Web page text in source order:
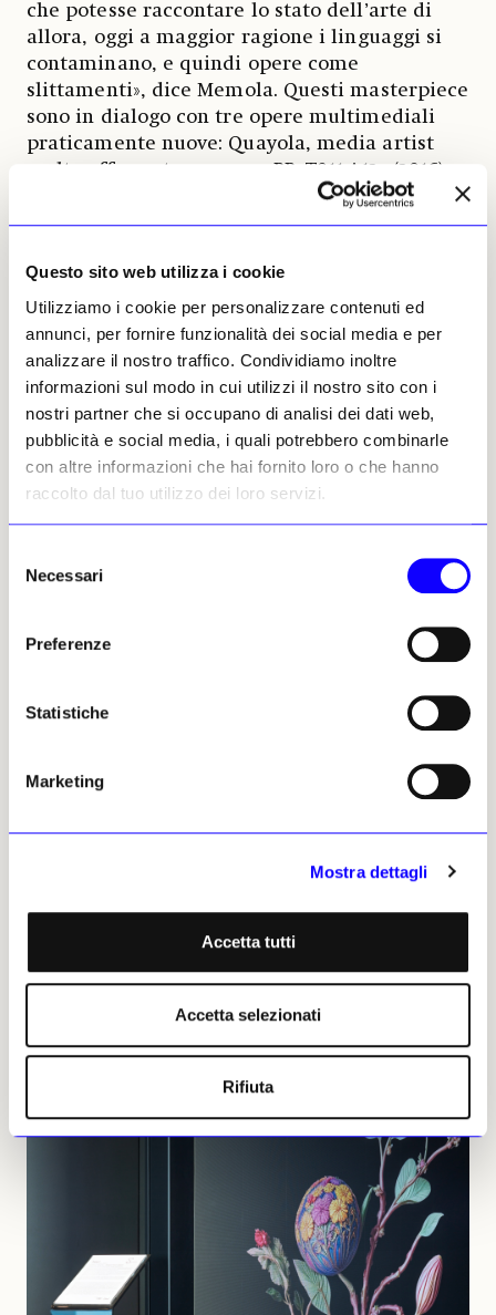
Questo sito web utilizza i cookie
Utilizziamo i cookie per personalizzare contenuti ed
annunci, per fornire funzionalità dei social media e per
analizzare il nostro traffico. Condividiamo inoltre
informazioni sul modo in cui utilizzi il nostro sito con i
nostri partner che si occupano di analisi dei dati web,
pubblicità e social media, i quali potrebbero combinarle
con altre informazioni che hai fornito loro o che hanno
raccolto dal tuo utilizzo dei loro servizi.
delNecessari
Preferenze
Statistiche
Marketing
Mostra dettagli
Accetta tutti
Accetta selezionati
Rifiuta
che potesse raccontare lo stato dell’arte di
allora, oggi a maggior ragione i linguaggi si
contaminano, e quindi opere come
slittamenti», dice Memola. Questi masterpiece
sono in dialogo con tre opere multimediali
praticamente nuove: Quayola, media artist
molto affermato, espone «PP_T011.A12» (2016),
in cui l’artista partendo dalle fotografie dei
paesaggi che hanno ispirato gli Impressionisti
un’improvvisa glaciazione avesse congelato i
soggetti durante la mutazione da oggetto
reale a raffigurazione astratta. Stefano Ronci,
nell’opera «DiecialCUBO» (2022) con materiali
specchianti suggerisce l’intento di voler
stabilire una relazione diretta con il fruitore.
«Unseen Flora» (2023) del gruppo artistico
italiano fuse* è un'installazione audio e video,
prospettiva inedita e multicolore sul mondo
generazione di immagini hanno reso i confini
Beverly Pepper (Brooklyn, 1922 – Todi, 2020), Virgo, scultura in acciaio a